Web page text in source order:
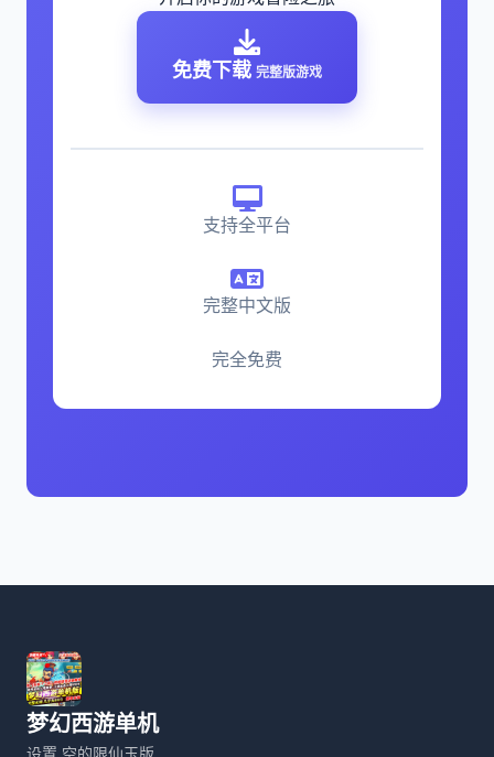
免费下载 完整版游戏
支持全平台
完整中文版
完全免费
梦幻西游单机
设置,空的限仙玉版